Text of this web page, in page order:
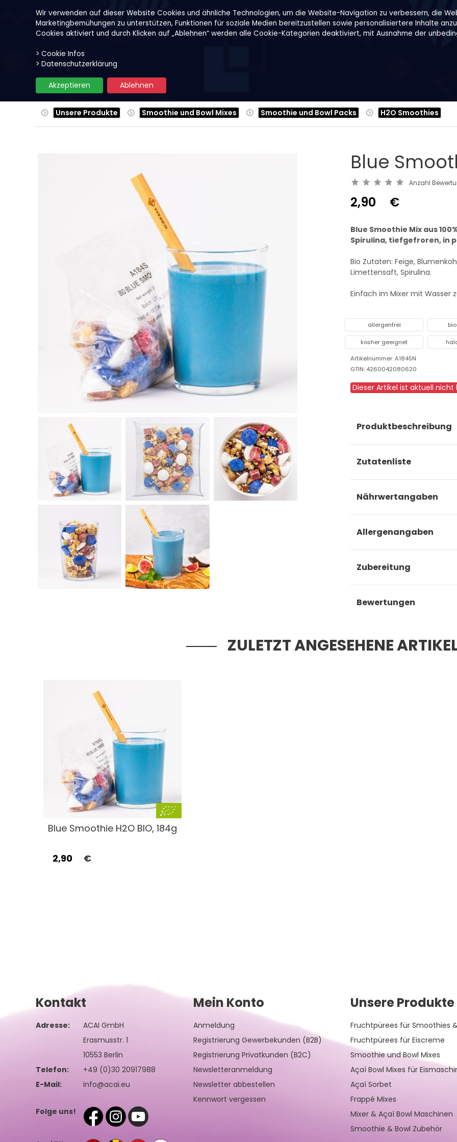
Wir verwenden auf dieser Website Cookies und ähnliche Technologien, um die Website-Navigation zu verbessern, die
Marketingbemühungen zu unterstützen, Funktionen für soziale Medien bereitzustellen sowie personalisiertere Inhalte
Cookies aktiviert und durch Klicken auf „Ablehnen“ werden alle Cookie-Kategorien deaktiviert, mit Ausnahme der
> Cookie Infos
> Datenschutzerklärung
Ablehnen
Akzeptieren
Unsere Produkte
Unsere Produkte Smoothie und Bowl Mixes Smoothie und Bowl Packs H2O Smoothies
Blue
Anzahl
2,90 €
Blue Smoothie Mix aus
Spirulina, tiefgefroren, in
Bio Zutaten: Feige,
Limettensaft, Spirulina.
Einfach im Mixer mit Wasser
allergenfrei
kosher geeignet
Artikelnummer: A184SN
GTIN: 4260042080620
Dieser Artikel ist aktuell nicht
Produktbeschreibung
Zutatenliste
Nährwertangaben
Allergenangaben
Zubereitung
Bewertungen
ZULETZT ANGESEHENE
Blue Smoothie H2O BIO, 184g
2,90 €
Kontakt
Adresse:
ACAI GmbH
Erasmusstr. 1
10553 Berlin
Telefon:
+49 (0)30 20917988
E-Mail:
info@acai.eu
Folge uns!
Mein Konto
Anmeldung
Registrierung Gewerbekunden (B2B)
Registrierung Privatkunden (B2C)
Newsletteranmeldung
Newsletter abbestellen
Kennwort vergessen
Unsere Produkte
Fruchtpürees für Smoothies
Fruchtpürees für Eiscreme
Smoothie und Bowl Mixes
Açaí Bowl Mixes für
Açaí Sorbet
Frappé Mixes
Mixer & Açaí Bowl Maschinen
Smoothie & Bowl Zubehör